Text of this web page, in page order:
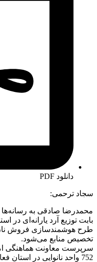
دانلود PDF
سجاد ترحمی:
بابت توزیع آرد یارانه‌ای
طرح هوشمندسازی فروش
تخصیص منابع می‌شود.
سرپرست معاونت هماهنگی